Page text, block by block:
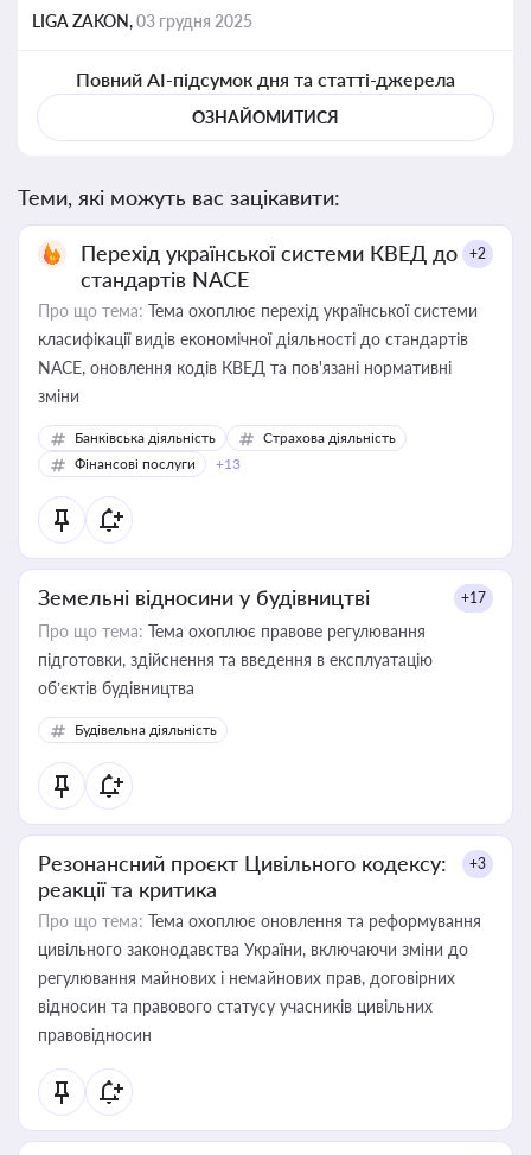
LIGA ZAKON,03 грудня 2025
Повний AI-підсумок дня та статті-джерела
ОЗНАЙОМИТИСЯ
Теми, які можуть вас зацікавити:
Перехід української системи КВЕД до
стандартів NACE
+2
Про що тема: Тема охоплює перехід української системи
класифікації видів економічної діяльності до стандартів
NACE, оновлення кодів КВЕД та пов'язані нормативні
зміни
Банківська діяльність
Страхова діяльність
Фінансові послуги
+13
Земельні відносини у будівництві +17
Про що тема: Тема охоплює правове регулювання
підготовки, здійснення та введення в експлуатацію
об’єктів будівництва
Будівельна діяльність
Резонансний проєкт Цивільного кодексу:
реакції та критика
+3
Про що тема: Тема охоплює оновлення та реформування
цивільного законодавства України, включаючи зміни до
регулювання майнових і немайнових прав, договірних
відносин та правового статусу учасників цивільних
правовідносин